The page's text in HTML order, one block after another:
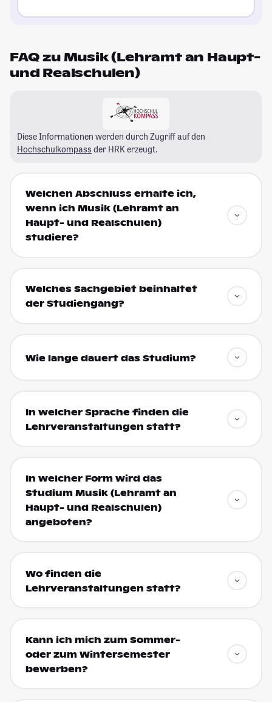
FAQ zu Musik (Lehramt an Haupt-
und Realschulen)
Diese Informationen werden durch Zugriff auf den
Hochschulkompass der HRK erzeugt.
Welchen Abschluss erhalte ich,
wenn ich Musik (Lehramt an
Haupt- und Realschulen)
studiere?
Welches Sachgebiet beinhaltet
der Studiengang?
Wie lange dauert das Studium?
In welcher Sprache finden die
Lehrveranstaltungen statt?
In welcher Form wird das
Studium Musik (Lehramt an
Haupt- und Realschulen)
angeboten?
Wo finden die
Lehrveranstaltungen statt?
Kann ich mich zum Sommer-
oder zum Wintersemester
bewerben?